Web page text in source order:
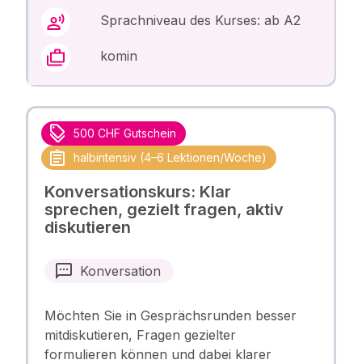
Sprachniveau des Kurses: ab A2
komin
500 CHF Gutschein
halbintensiv (4–6 Lektionen/Woche)
Konversationskurs: Klar
sprechen, gezielt fragen, aktiv
diskutieren
Konversation
Möchten Sie in Gesprächsrunden besser
mitdiskutieren, Fragen gezielter
formulieren können und dabei klarer